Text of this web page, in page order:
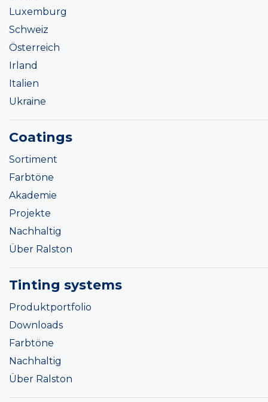
Luxemburg
Schweiz
Österreich
Irland
Italien
Ukraine
Coatings
Sortiment
Farbtöne
Akademie
Projekte
Nachhaltig
Über Ralston
Tinting systems
Produktportfolio
Downloads
Farbtöne
Nachhaltig
Über Ralston